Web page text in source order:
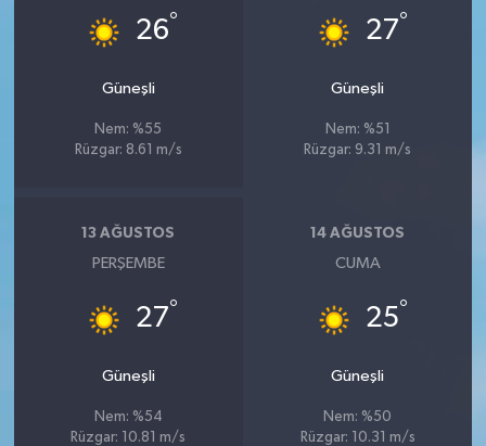
26°
Güneşli
Nem: %55
Rüzgar: 8.61 m/s
27°
Güneşli
Nem: %51
Rüzgar: 9.31 m/s
13 AĞUSTOS
PERŞEMBE
27°
Güneşli
Nem: %54
Rüzgar: 10.81 m/s
14 AĞUSTOS
CUMA
25°
Güneşli
Nem: %50
Rüzgar: 10.31 m/s